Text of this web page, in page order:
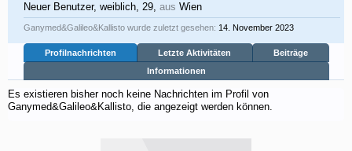
Neuer Benutzer, weiblich, 29, aus Wien
Ganymed&Galileo&Kallisto wurde zuletzt gesehen: 14. November 2023
Profilnachrichten Letzte Aktivitäten
Beiträge
Informationen
Es existieren bisher noch keine Nachrichten im Profil von
Ganymed&Galileo&Kallisto, die angezeigt werden können.